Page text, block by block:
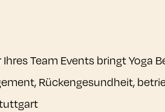
Team Events bringt Yoga
Rückengesundheit,